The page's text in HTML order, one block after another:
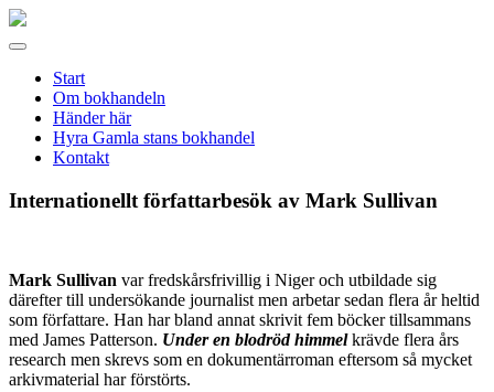
Gamla
Meny
Start
Om bokhandeln
Händer här
Hyra Gamla stans bokhandel
Kontakt
Internationellt författarbesök av Mark Sullivan
Mark Sullivan var fredskårsfrivillig i Niger och utbildade sig
därefter till undersökande journalist men arbetar sedan flera år heltid
som författare. Han har bland annat skrivit fem böcker tillsammans
med James Patterson. Under en blodröd himmelkrävde flera års
research men skrevs som en dokumentärroman eftersom så mycket
arkivmaterial har förstörts.